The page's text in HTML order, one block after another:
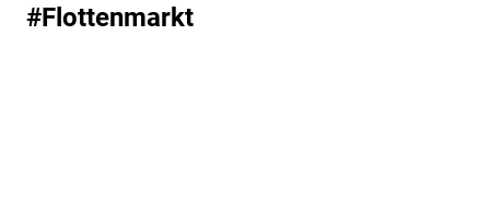
#Flottenmarkt